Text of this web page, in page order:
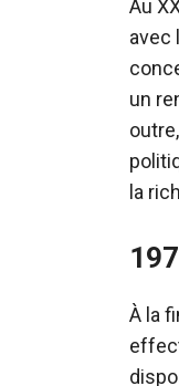
Au
avec
un
la
À la